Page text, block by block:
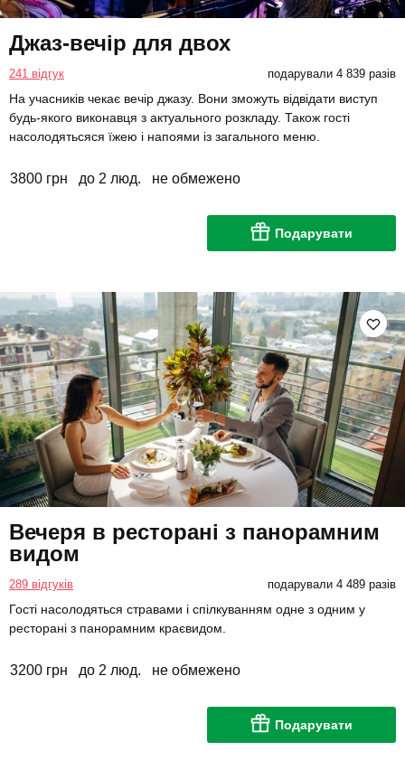
Джаз-вечір для двох
241 відгук подарували 4 839 разів
На учасників чекає вечір джазу. Вони зможуть відвідати виступ
будь-якого виконавця з актуального розкладу. Також гості
насолодятьсяся їжею і напоями із загального меню.
3800 грн до 2 люд. не обмежено
Подарувати
Вечеря в ресторані з панорамним
видом
289 відгуків подарували 4 489 разів
Гості насолодяться стравами і спілкуванням одне з одним у
ресторані з панорамним краєвидом.
3200 грн до 2 люд. не обмежено
Подарувати